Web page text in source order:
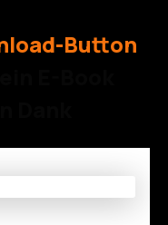
Button